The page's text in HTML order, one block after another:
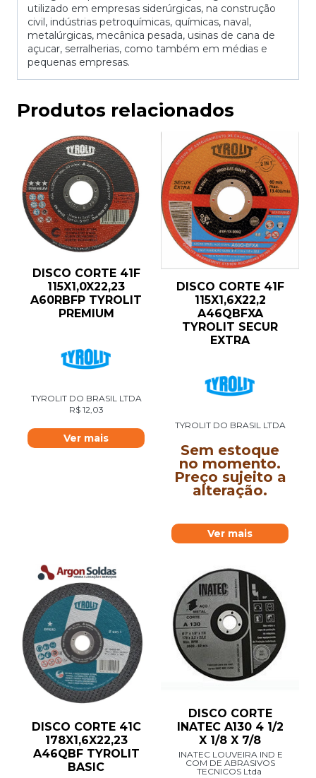
utilizado em empresas siderúrgicas, na construção
civil, indústrias petroquímicas, químicas, naval,
metalúrgicas, mecânica pesada, usinas de cana de
açucar, serralherias, como também em médias e
pequenas empresas.
Produtos relacionados
DISCO CORTE 41F
115X1,0X22,23
A60RBFP TYROLIT
PREMIUM
TYROLIT DO BRASIL LTDA
R$12,03
Ver mais
DISCO CORTE 41F
115X1,6X22,2
A46QBFXA
TYROLIT SECUR
EXTRA
TYROLIT DO BRASIL LTDA
Sem estoque
no momento.
Preço sujeito a
alteração.
Ver mais
DISCO CORTE 41C
178X1,6X22,23
A46QBF TYROLIT
BASIC
DISCO CORTE
INATEC A130 4 1/2
X 1/8 X 7/8
INATEC LOUVEIRA IND E
COM DE ABRASIVOS
TECNICOS Ltda